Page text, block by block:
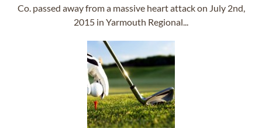
Co. passed away from a massive heart attack on July 2nd,
2015 in Yarmouth Regional...